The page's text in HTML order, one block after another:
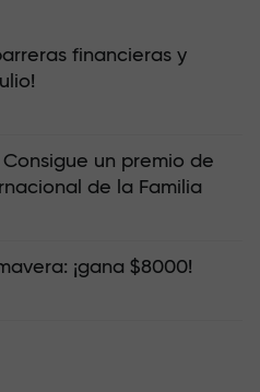
financieras y
un premio de
de la Familia
¡gana $8000!